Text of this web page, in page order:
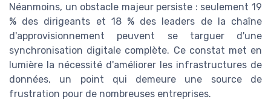
Néanmoins, un obstacle majeur persiste : seulement 19
% des dirigeants et 18 % des leaders de la chaîne
d'approvisionnement peuvent se targuer d'une
synchronisation digitale complète. Ce constat met en
lumière la nécessité d'améliorer les infrastructures de
données, un point qui demeure une source de
frustration pour de nombreuses entreprises.